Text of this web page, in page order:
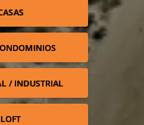
/ INDUSTRIAL
LOFT